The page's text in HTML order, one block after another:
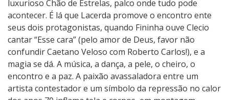
luxurioso Chão de Estrelas, palco onde tudo pode
acontecer. É lá que Lacerda promove o encontro ente
seus dois protagonistas, quando Fininha ouve Clecio
cantar “Esse cara” (pelo amor de Deus, favor não
confundir Caetano Veloso com Roberto Carlos!), e a
magia se dá. A música, a dança, a pele, o cheiro, o
encontro e a paz. A paixão avassaladora entre um
artista contestador e um símbolo da repressão no calor